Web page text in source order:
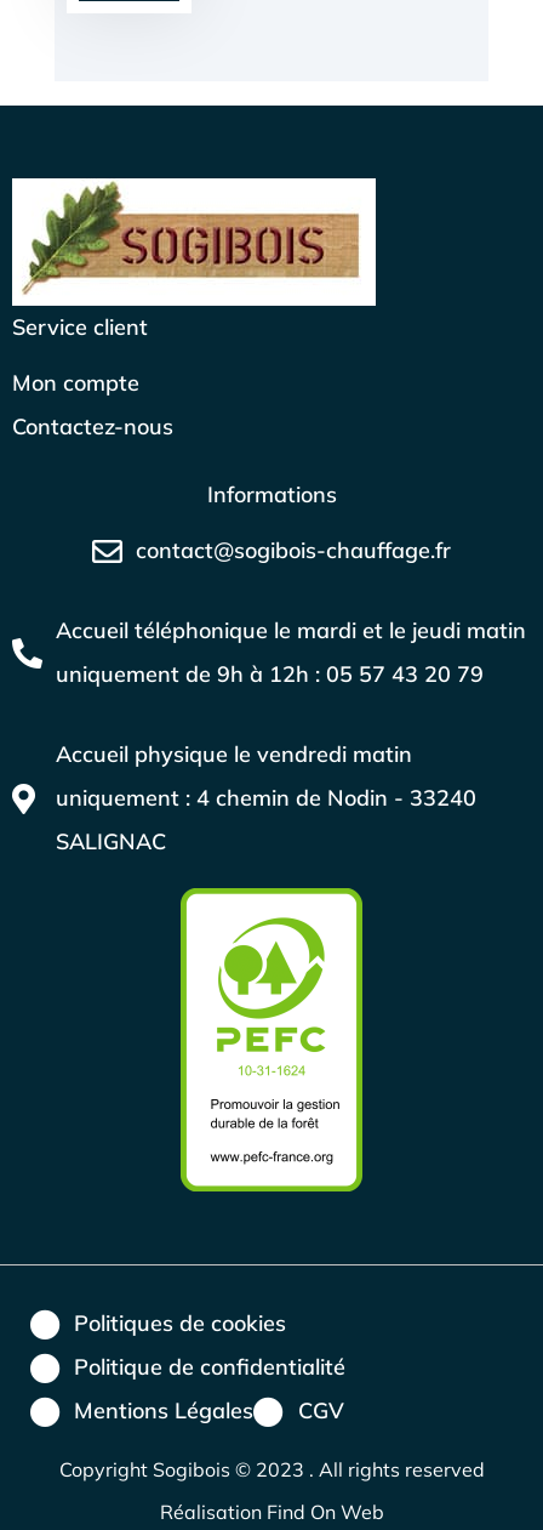
Service client
Mon compte
Contactez-nous
Informations
contact@sogibois-chauffage.fr
Accueil téléphonique le mardi et le jeudi matin
uniquement de 9h à 12h : 05 57 43 20 79
Accueil physique le vendredi matin
uniquement : 4 chemin de Nodin - 33240
SALIGNAC
Copyright Sogibois © 2023 . All rights reserved
Réalisation Find On Web
Politiques de cookies
Politique de confidentialité
Mentions Légales
CGV